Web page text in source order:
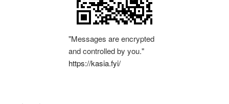
"Messages are encrypted
and controlled by you."
https://kasia.fyi/